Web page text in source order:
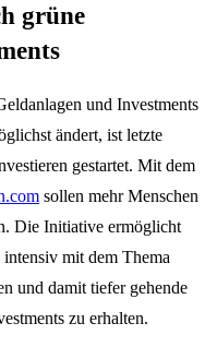
grüne
und Investments
ändert, ist letzte
gestartet. Mit dem
sollen mehr Menschen
Die Initiative ermöglicht
mit dem Thema
und damit tiefer gehende
zu erhalten.